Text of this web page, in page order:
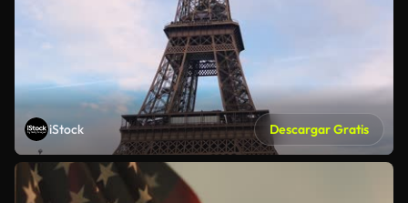
iStock Descargar Gratis